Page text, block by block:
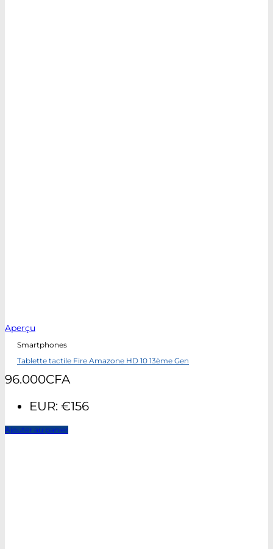
Aperçu
Smartphones
Tablette tactile Fire Amazone HD 10 13ème Gen
96.000CFA
EUR: €156
Ajouter au panier